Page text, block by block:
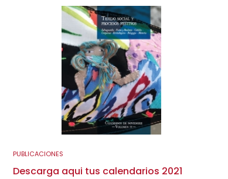
PUBLICACIONES
Descarga aqui tus calendarios 2021